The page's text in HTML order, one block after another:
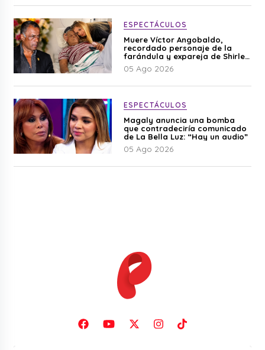
ESPECTÁCULOS
Muere Víctor Angobaldo,
recordado personaje de la
farándula y expareja de Shirley
Cherres
05 Ago 2026
ESPECTÁCULOS
Magaly anuncia una bomba
que contradeciría comunicado
de La Bella Luz: “Hay un audio”
05 Ago 2026